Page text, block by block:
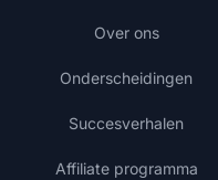
Over ons
Onderscheidingen
Succesverhalen
Affiliate programma